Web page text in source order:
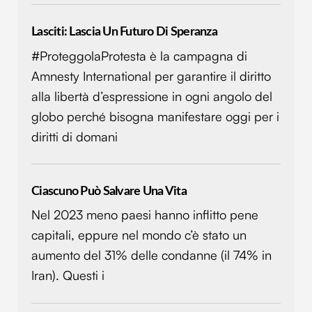
Lasciti: Lascia Un Futuro Di Speranza
#ProteggolaProtesta è la campagna di
Amnesty International per garantire il diritto
alla libertà d’espressione in ogni angolo del
globo perché bisogna manifestare oggi per i
diritti di domani
Ciascuno Può Salvare Una Vita
Nel 2023 meno paesi hanno inflitto pene
capitali, eppure nel mondo c’è stato un
aumento del 31% delle condanne (il 74% in
Iran). Questi i